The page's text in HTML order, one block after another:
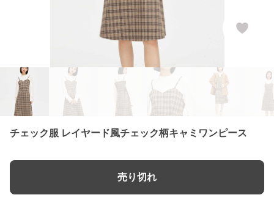
チェック服 レイヤード風チェック柄キャミワンピース
売り切れ